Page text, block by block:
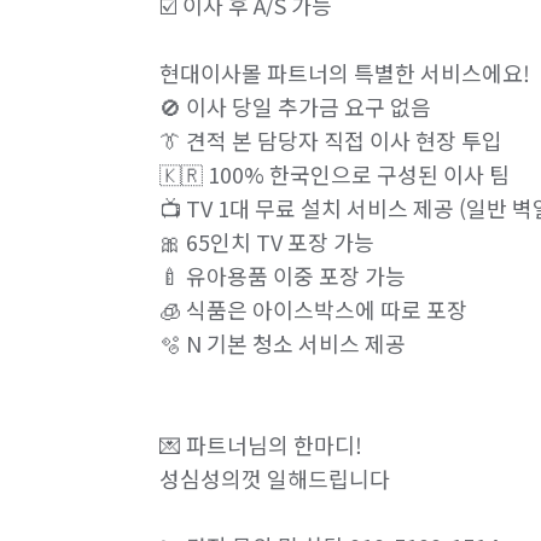
현대이사몰 파트너의 특별한 서비스에요!
🚫 이사 당일 추가금 요구 없음
👔 견적 본 담당자 직접 이사 현장 투입
🇰🇷 100% 한국인으로 구성된 이사 팀
📺 TV 1대 무료 설치 서비스 제공 (일반 벽
🎀 65인치 TV 포장 가능
🍼 유아용품 이중 포장 가능
🧊 식품은 아이스박스에 따로 포장
🫧 N 기본 청소 서비스 제공
💌 파트너님의 한마디!
성심성의껏 일해드립니다